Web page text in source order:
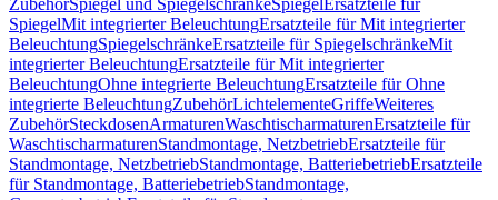
ZubehörSpiegel und SpiegelschränkeSpiegel Ersatzteile für
SpiegelMit integrierter BeleuchtungErsatzteile für Mit integrierter
BeleuchtungSpiegelschränkeErsatzteile für SpiegelschränkeMit
integrierter BeleuchtungErsatzteile für Mit integrierter
BeleuchtungOhne integrierte BeleuchtungErsatzteile für Ohne
integrierte BeleuchtungZubehörLichtelementeGriffeWeiteres
ZubehörSteckdosenArmaturenWaschtischarmaturenErsatzteile für
WaschtischarmaturenStandmontage, NetzbetriebErsatzteile für
Standmontage, NetzbetriebStandmontage, BatteriebetriebErsatzteile
für Standmontage, BatteriebetriebStandmontage,